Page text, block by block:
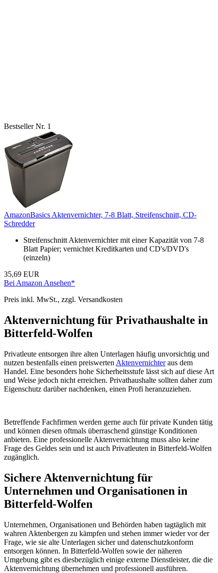
Bestseller Nr. 1
AmazonBasics Aktenvernichter, 7-8 Blatt, Streifenschnitt, CD-
Schredder
Streifenschnitt Aktenvernichter mit einer Kapazität von 7-8
Blatt Papier; vernichtet Kreditkarten und CD's/DVD's
(einzeln)
35,69 EUR
Bei Amazon Ansehen*
Preis inkl. MwSt., zzgl. Versandkosten
Aktenvernichtung für Privathaushalte in
Bitterfeld-Wolfen
Privatleute entsorgen ihre alten Unterlagen häufig unvorsichtig und
nutzen bestenfalls einen preiswerten Aktenvernichteraus dem
Handel. Eine besonders hohe Sicherheitsstufe lässt sich auf diese Art
und Weise jedoch nicht erreichen. Privathaushalte sollten daher zum
Eigenschutz darüber nachdenken, einen Profi heranzuziehen.
Betreffende Fachfirmen werden gerne auch für private Kunden tätig
und können diesen oftmals überraschend günstige Konditionen
anbieten. Eine professionelle Aktenvernichtung muss also keine
Frage des Geldes sein und ist auch Privatleuten in Bitterfeld-Wolfen
zugänglich.
Sichere Aktenvernichtung für
Unternehmen und Organisationen in
Bitterfeld-Wolfen
Unternehmen, Organisationen und Behörden haben tagtäglich mit
wahren Aktenbergen zu kämpfen und stehen immer wieder vor der
Frage, wie sie alte Unterlagen sicher und datenschutzkonform
entsorgen können. In Bitterfeld-Wolfen sowie der näheren
Umgebung gibt es diesbezüglich einige externe Dienstleister, die die
Aktenvernichtung übernehmen und professionell ausführen.